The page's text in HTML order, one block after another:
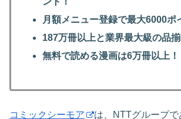
月額メニュー登録で最大6000ポ
187万冊以上と業界最大級の品揃
無料で読める漫画は6万冊以上！
コミックシーモア
は、NTTグループ